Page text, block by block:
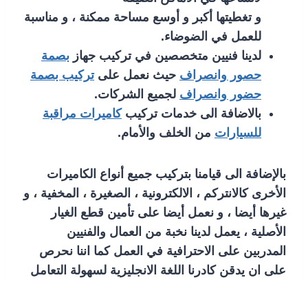
و تغطيتها أكبر و أوسع مساحة ممكنة ، و مناسبة
للعمل في الضوضاء.
لدينا فنيين متخصصين في تركيب جهاز بصمة
حصور وانصراف حيث نعمل علىتركيب بصمة
حضور وانصراف لجميع الشركات.
بالاضافة الى خدمات تركيبكاميرات مراقبة
للسيارات من الخلف والأمام.
بالإضافة الى قيامنا بتركيب جميع أنواع الكاميرات
الأخرى كالانتركم ، الالكترونية ، الصغيرة ، المخفية ، و
غيرها أيضا ، و نعمل أيضا على تأمين قطع الغيار
الأصلية ، يعمل لدينا نخبة من العمال والفنيين
المدربين على الاحترافية في العمل كما اننا نحرص
على ان يدقن كادرنا اللغة الانجليزية لسهولة التعامل